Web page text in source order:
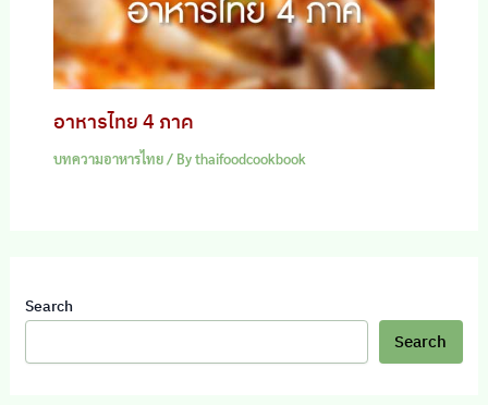
อาหารไทย 4 ภาค
บทความอาหารไทย/ Bythaifoodcookbook
Search
Search